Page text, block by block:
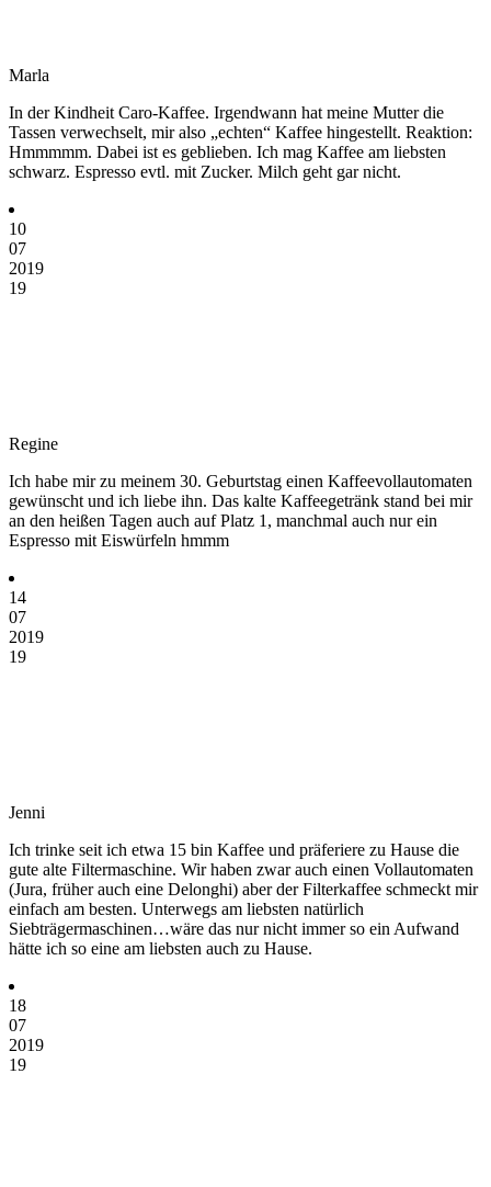
Marla
In der Kindheit Caro-Kaffee. Irgendwann hat meine Mutter die
Tassen verwechselt, mir also „echten“ Kaffee hingestellt. Reaktion:
Hmmmmm. Dabei ist es geblieben. Ich mag Kaffee am liebsten
schwarz. Espresso evtl. mit Zucker. Milch geht gar nicht.
10
07
2019
19
Regine
Ich habe mir zu meinem 30. Geburtstag einen Kaffeevollautomaten
gewünscht und ich liebe ihn. Das kalte Kaffeegetränk stand bei mir
an den heißen Tagen auch auf Platz 1, manchmal auch nur ein
Espresso mit Eiswürfeln hmmm
14
07
2019
19
Jenni
Ich trinke seit ich etwa 15 bin Kaffee und präferiere zu Hause die
gute alte Filtermaschine. Wir haben zwar auch einen Vollautomaten
(Jura, früher auch eine Delonghi) aber der Filterkaffee schmeckt mir
einfach am besten. Unterwegs am liebsten natürlich
Siebträgermaschinen…wäre das nur nicht immer so ein Aufwand
hätte ich so eine am liebsten auch zu Hause.
18
07
2019
19